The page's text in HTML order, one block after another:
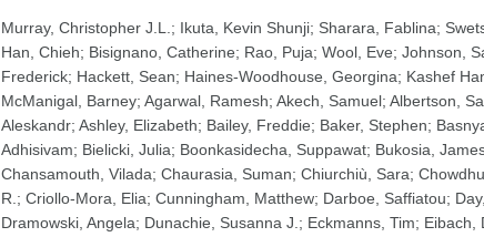
Murray, Christopher J.L. ; Ikuta, Kevin Shunji; Sharara, Fablina;
Han, Chieh; Bisignano, Catherine; Rao, Puja; Wool, Eve; Johnson,
Frederick; Hackett, Sean; Haines-Woodhouse, Georgina; Kashef
McManigal, Barney; Agarwal, Ramesh; Akech, Samuel; Albertson,
Aleskandr; Ashley, Elizabeth; Bailey, Freddie; Baker, Stephen;
Adhisivam; Bielicki, Julia; Boonkasidecha, Suppawat; Bukosia,
Chansamouth, Vilada; Chaurasia, Suman; Chiurchiù, Sara;
R. ; Criollo-Mora, Elia; Cunningham, Matthew; Darboe, Saffiatou;
Dramowski, Angela; Dunachie, Susanna J. ; Eckmanns, Tim; Eibach,